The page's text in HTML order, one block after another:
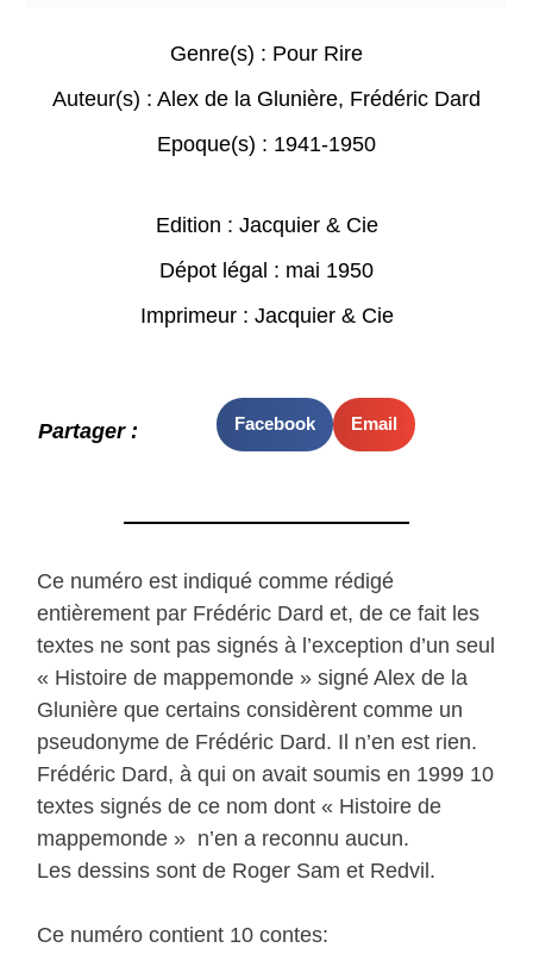
Genre(s) : Pour Rire
Auteur(s) : Alex de la Glunière, Frédéric Dard
Epoque(s) : 1941-1950
Edition : Jacquier & Cie
Dépot légal : mai 1950
Imprimeur : Jacquier & Cie
Partager : Facebook Email
Ce numéro est indiqué comme rédigé
entièrement par Frédéric Dard et, de ce fait les
textes ne sont pas signés à l’exception d’un seul
« Histoire de mappemonde » signé Alex de la
Glunière que certains considèrent comme un
pseudonyme de Frédéric Dard. Il n’en est rien.
Frédéric Dard, à qui on avait soumis en 1999 10
textes signés de ce nom dont « Histoire de
mappemonde » n’en a reconnu aucun.
Les dessins sont de Roger Sam et Redvil.
Ce numéro contient 10 contes: